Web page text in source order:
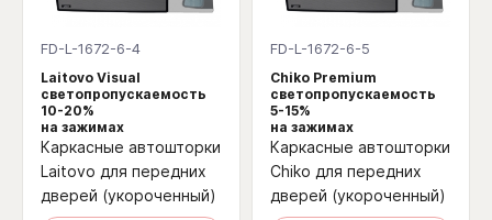
FD-L-1672-6-4
Laitovo Visual
светопропускаемость
10-20%
на зажимах
Каркасные автошторки
Laitovo для передних
дверей (укороченный)
FD-L-1672-6-5
Chiko Premium
светопропускаемость
5-15%
на зажимах
Каркасные автошторки
Chiko для передних
дверей (укороченный)